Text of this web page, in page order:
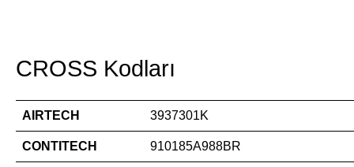
CROSS Kodları
AIRTECH 3937301K
CONTITECH 910185A988BR